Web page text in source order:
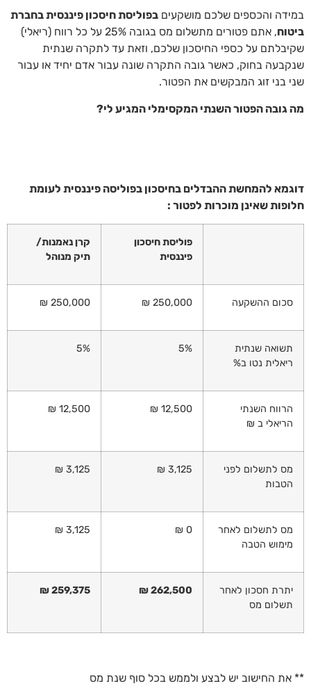
במידה והכספים שלכם מושקעים בפוליסת חיסכון פיננסית בחברת
ביטוח
, אתם פטורים מתשלום מס בגובה 25% על כל רווח (ריאלי)
שקיבלתם על כספי החיסכון שלכם, וזאת עד לתקרה שנתית
שנקבעה בחוק, כאשר גובה התקרה שונה עבור אדם יחיד או עבור
שני בני זוג המבקשים את הפטור.
מה גובה הפטור השנתי המקסימלי המגיע לי?
דוגמא להמחשת ההבדלים בחיסכון בפוליסה פיננסית לעומת
חלופות שאינן מוכרות לפטור :
פוליסת חיסכון
פיננסית
קרן נאמנות/
תיק מנוהל
סכום ההשקעה 250,000 ₪
250,000 ₪
תשואה שנתית
ריאלית נטו ב%
5%
5%
הרווח השנתי
הריאלי ב ₪
12,500 ₪
12,500 ₪
מס לתשלום לפני
הטבות
3,125 ₪
3,125 ₪
מס לתשלום לאחר
מימוש הטבה
0 ₪
3,125 ₪
יתרת חסכון לאחר
תשלום מס
262,500 ₪
259,375 ₪
** את החישוב יש לבצע ולממש בכל סוף שנת מס